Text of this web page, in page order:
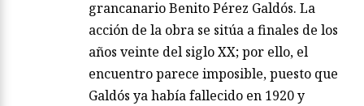
grancanario Benito Pérez Galdós. La
acción de la obra se sitúa a finales de los
años veinte del siglo XX; por ello, el
encuentro parece imposible, puesto que
Galdós ya había fallecido en 1920 y